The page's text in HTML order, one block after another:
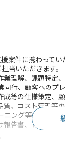
援案件に携わってい
当いただきます。
理解、課題特定
行、顧客へのプ
成等の仕様策定、
、コスト管理等
ング等の生成AI
告書、ドキュメ